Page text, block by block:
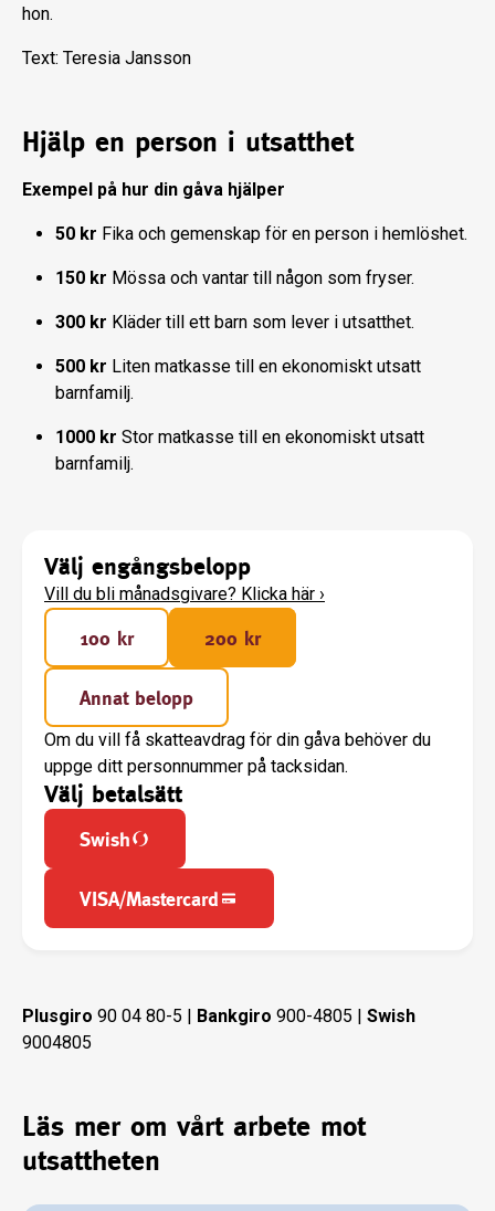
hon.
Text: Teresia Jansson
Hjälp en person i utsatthet
Exempel på hur din gåva hjälper
50 kr Fika och gemenskap för en person i hemlöshet.
150 kr Mössa och vantar till någon som fryser.
300 kr Kläder till ett barn som lever i utsatthet.
500 kr Liten matkasse till en ekonomiskt utsatt
barnfamilj.
1000 kr Stor matkasse till en ekonomiskt utsatt
barnfamilj.
Välj engångsbelopp
Vill du bli månadsgivare? Klicka här ›
100 kr 200 kr
Annat belopp
Om du vill få skatteavdrag för din gåva behöver du
uppge ditt personnummer på tacksidan.
Välj betalsätt
Swish
VISA/Mastercard
Plusgiro 90 04 80-5 | Bankgiro 900-4805 | Swish
9004805
Läs mer om vårt arbete mot
utsattheten